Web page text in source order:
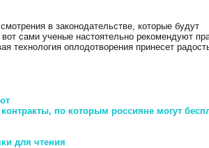
в законодательстве, которые будут
сами ученые настоятельно рекомендуют
технология оплодотворения принесет
по которым россияне могут
для чтения